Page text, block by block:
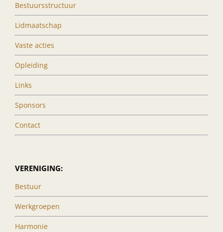
Bestuursstructuur
Lidmaatschap
Vaste acties
Opleiding
Links
Sponsors
Contact
VERENIGING:
Bestuur
Werkgroepen
Harmonie